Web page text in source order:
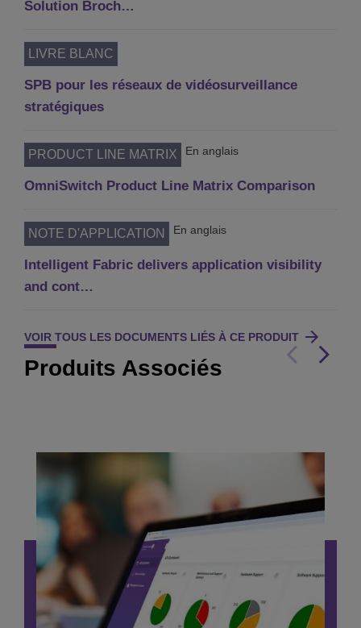
Solution Broch…
LIVRE BLANC
SPB pour les réseaux de vidéosurveillance
stratégiques
PRODUCT LINE MATRIX En anglais
OmniSwitch Product Line Matrix Comparison
NOTE D'APPLICATION En anglais
Intelligent Fabric delivers application visibility
and cont…
VOIR TOUS LES DOCUMENTS LIÉS À CE PRODUIT
Produits Associés
Outil de Comparateur